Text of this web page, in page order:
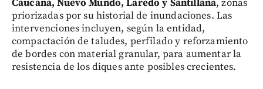
Caucana, Nuevo Mundo, Laredo y Santillana, zonas
priorizadas por su historial de inundaciones. Las
intervenciones incluyen, según la entidad,
compactación de taludes, perfilado y reforzamiento
de bordes con material granular, para aumentar la
resistencia de los diques ante posibles crecientes.